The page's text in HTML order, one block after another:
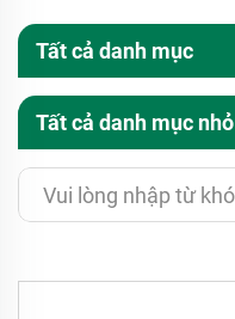
Tất cả danh mục
Tất cả danh mục nhỏ